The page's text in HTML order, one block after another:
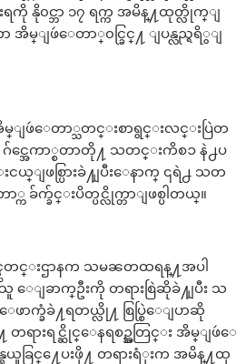
ကို နို၀င္ဘာ ၁၇ ရက္က အမိန္႔ထုတ္လိုက္ျ
အိမ္ျဖဴေတာ္၀င္ခြင္႔ ျပန္လည္ရရိွျ
မ္ျဖဴေတာ္သတင္းစာရွင္းလင္းပြဲတ
င္အေကာ္စတာတို႔ သတင္းကိစၥ နဲ႕ပ
ယ္ျဖစ္ပြားခဲ႔ျပီးေနာက္ ၎ရဲ႕ သတ
ခ်က္ခ်င္းပိတ္ပင္လိုက္တာျဖစ္ပါတယ္။
န္သတင္းဌာနက သမၼတထရန္႔အပါ
ေျခာက္ဦးကို တရားစြဲဆိုခဲ႔ျပီး သ
ဖာက္ခံခဲ႔ရတယ္လို႔ စြပ္စြဲေျပာဆို
ရားရင္ဆိုင္ေနရစဥ္အတြင္း အိမ္ျဖဴေ
ခြင္႔ေပးဖို႔ တရားရံုးက အမိန္႔ထု